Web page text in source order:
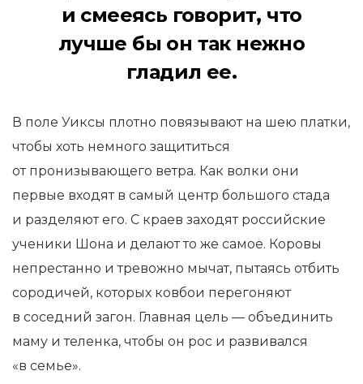
и смееясь говорит, что
лучше бы он так нежно
гладил ее.
В поле Уиксы плотно повязывают на шею платки,
чтобы хоть немного защититься
от пронизывающего ветра. Как волки они
первые входят в самый центр большого стада
и разделяют его. С краев заходят российские
ученики Шона и делают то же самое. Коровы
непрестанно и тревожно мычат, пытаясь отбить
сородичей, которых ковбои перегоняют
в соседний загон. Главная цель — объединить
маму и теленка, чтобы он рос и развивался
«в семье».